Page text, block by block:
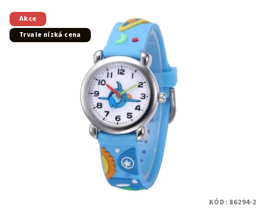
V
ý
p
Akce
Trvale nízká cena
KÓD: 86294-2